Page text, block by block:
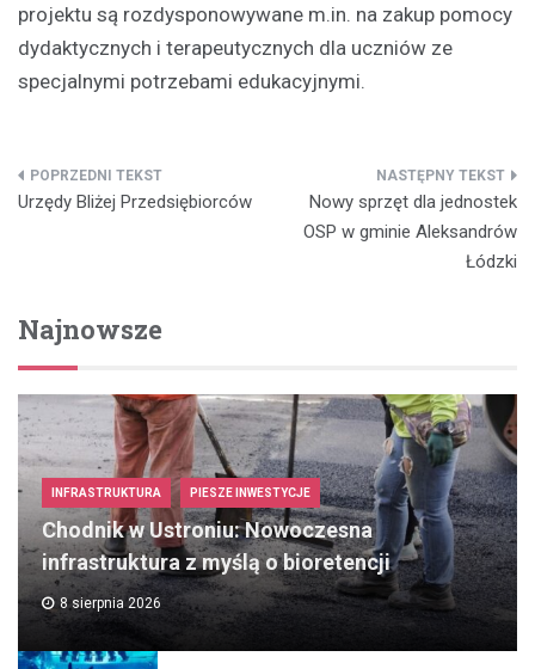
projektu są rozdysponowywane m.in. na zakup pomocy
dydaktycznych i terapeutycznych dla uczniów ze
specjalnymi potrzebami edukacyjnymi.
Nawigacja
Urzędy Bliżej Przedsiębiorców
Nowy sprzęt dla jednostek
OSP w gminie Aleksandrów
Łódzki
Najnowsze
INFRASTRUKTURA PIESZE INWESTYCJE
Chodnik w Ustroniu: Nowoczesna
infrastruktura z myślą o bioretencji
8 sierpnia 2026